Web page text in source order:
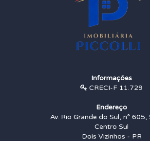
Informações
CRECI-F 11.729
Endereço
Av. Rio Grande do Sul, n° 605,
Centro Sul
Dois Vizinhos - PR